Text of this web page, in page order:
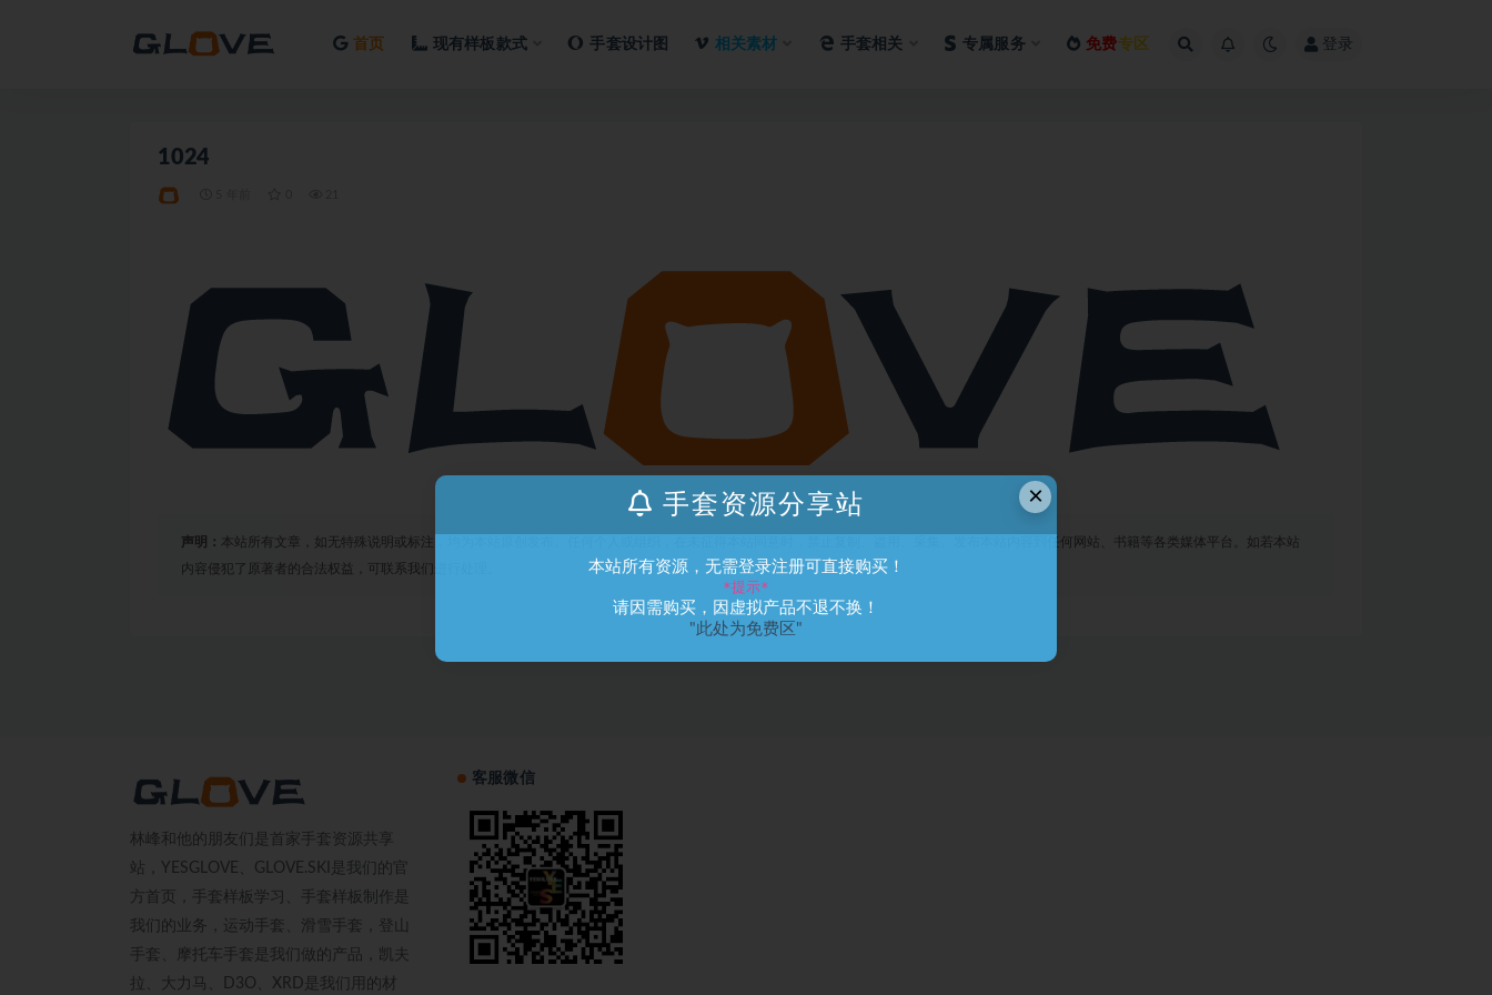
首页 现有样板款式 手套设计图 相关素材 手套相关 专属服务 免费专区 登录
1024
声明： 本站所有文章，如无特殊说明或标注，均为本站原创发布。任何个人或组织，在未征得本站同意时，禁止复制、盗用、采集、发布本站内容到任何网站、书籍等各类媒体平台。如若本站
内容侵犯了原著者的合法权益，可联系我们进行处理。
林峰和他的朋友们是首家手套资源共享
站，YESGLOVE、GLOVE.SKI是我们的官
方首页，手套样板学习、手套样板制作是
我们的业务，运动手套、滑雪手套，登山
手套、摩托车手套是我们做的产品，凯夫
拉、大力马、D3O、XRD是我们用的材
客服微信
×
手套资源分享站
本站所有资源，无需登录注册可直接购买！
*提示*
请因需购买，因虚拟产品不退不换！
"此处为免费区"